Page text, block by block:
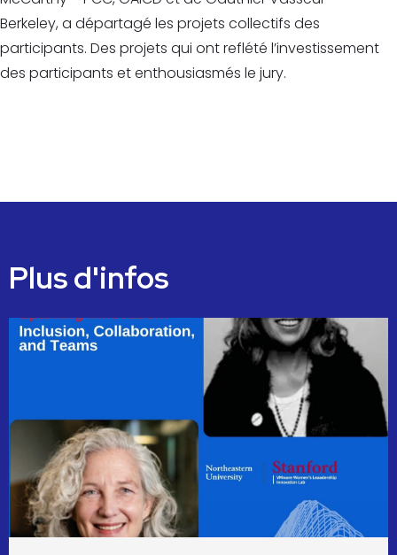
Berkeley, a départagé les projets collectifs des
participants. Des projets qui ont reflété l’investissement
des participants et enthousiasmés le jury.
Plus d'infos